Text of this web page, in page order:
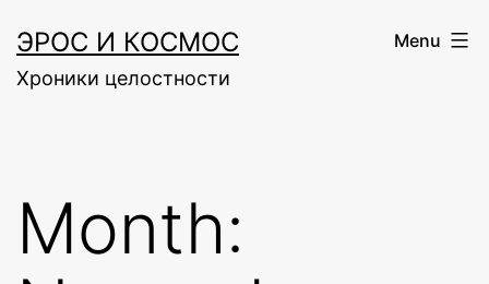
to
content
ЭРОС И КОСМОС
Хроники целостности
Menu
Month: